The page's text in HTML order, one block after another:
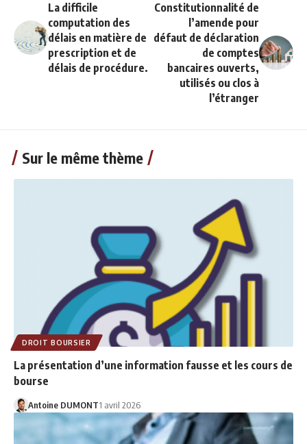
La difficile
computation des
délais en matière de
prescription et de
délais de procédure.
Constitutionnalité de
l’amende pour
défaut de déclaration
de comptes
bancaires ouverts,
utilisés ou clos à
l’étranger
Sur le même thème
DROIT BOURSIER
La présentation d’une information fausse et les cours de
bourse
Antoine DUMONT1 avril 2026